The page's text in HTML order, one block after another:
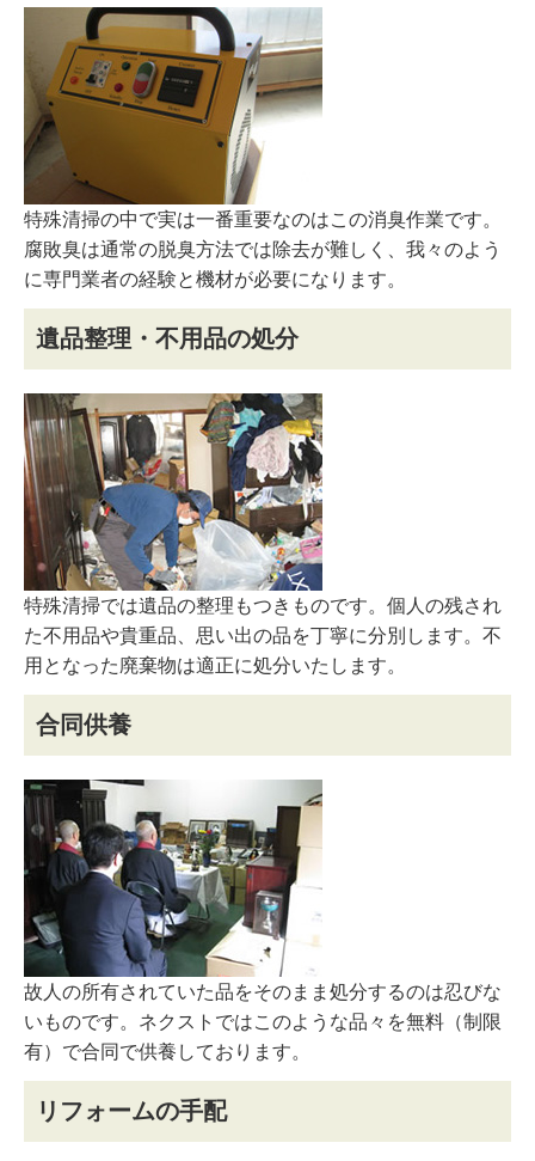
特殊清掃の中で実は一番重要なのはこの消臭作業です。
腐敗臭は通常の脱臭方法では除去が難しく、我々のよう
に専門業者の経験と機材が必要になります。
遺品整理・不用品の処分
特殊清掃では遺品の整理もつきものです。個人の残され
た不用品や貴重品、思い出の品を丁寧に分別します。不
用となった廃棄物は適正に処分いたします。
合同供養
故人の所有されていた品をそのまま処分するのは忍びな
いものです。ネクストではこのような品々を無料（制限
有）で合同で供養しております。
リフォームの手配